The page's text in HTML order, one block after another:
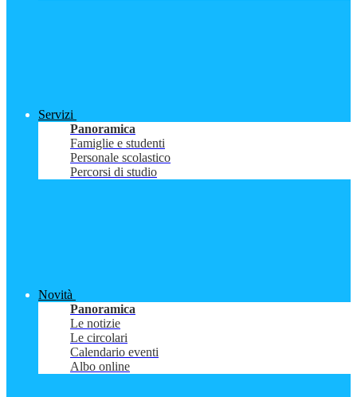
Servizi
Panoramica
Famiglie e studenti
Personale scolastico
Percorsi di studio
Novità
Panoramica
Le notizie
Le circolari
Calendario eventi
Albo online